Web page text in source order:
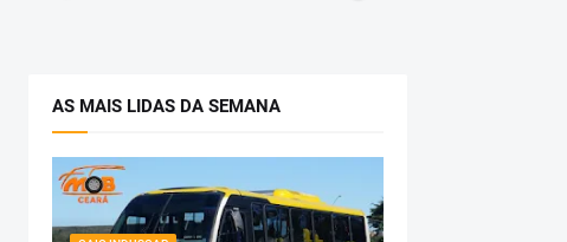
AS MAIS LIDAS DA SEMANA